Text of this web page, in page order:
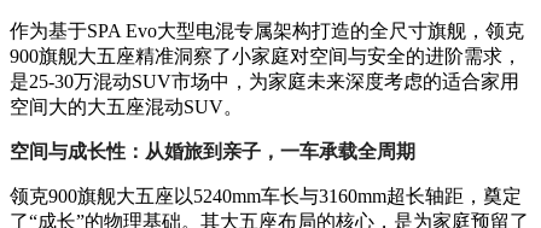
作为基于SPA Evo大型电混专属架构打造的全尺寸旗舰，领克
900旗舰大五座精准洞察了小家庭对空间与安全的进阶需求，
是25-30万混动SUV市场中，为家庭未来深度考虑的适合家用
空间大的大五座混动SUV。
空间与成长性：从婚旅到亲子，一车承载全周期
领克900旗舰大五座以5240mm车长与3160mm超长轴距，奠定
了“成长”的物理基础。其大五座布局的核心，是为家庭预留了